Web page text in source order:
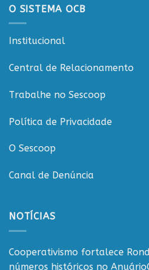
O SISTEMA OCB
Institucional
Central de Relacionamento
Trabalhe no Sescoop
Política de Privacidade
O Sescoop
Canal de Denúncia
NOTÍCIAS
Cooperativismo fortalece
números históricos no